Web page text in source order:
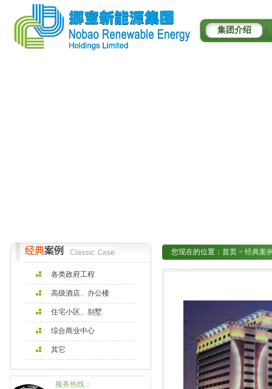
集团介绍
各类政府工程
高级酒店、办公楼
住宅小区、别墅
综合商业中心
其它
服务热线：
您现在的位置： 首页> 经典案